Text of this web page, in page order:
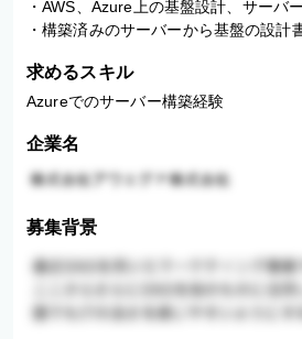
・AWS、Azure上の基盤設計、サーバ
・構築済みのサーバーから基盤の設計
求めるスキル
Azureでのサーバー構築経験
企業名
募集背景